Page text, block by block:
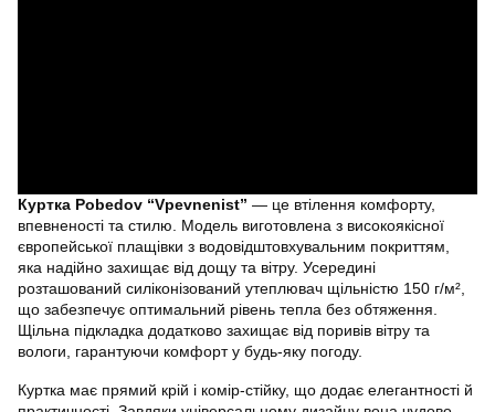
Куртка Pobedov “Vpevnenist” — це втілення комфорту,
впевненості та стилю. Модель виготовлена з високоякісної
європейської плащівки з водовідштовхувальним покриттям,
яка надійно захищає від дощу та вітру. Усередині
розташований силіконізований утеплювач щільністю 150 г/м²,
що забезпечує оптимальний рівень тепла без обтяження.
Щільна підкладка додатково захищає від поривів вітру та
вологи, гарантуючи комфорт у будь-яку погоду.
Куртка має прямий крій і комір-стійку, що додає елегантності й